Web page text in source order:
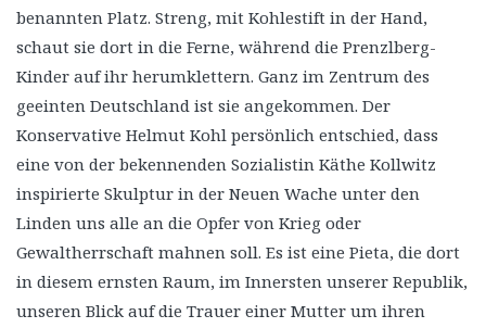
benannten Platz. Streng, mit Kohlestift in der Hand,
schaut sie dort in die Ferne, während die Prenzlberg-
Kinder auf ihr herumklettern. Ganz im Zentrum des
geeinten Deutschland ist sie angekommen. Der
Konservative Helmut Kohl persönlich entschied, dass
eine von der bekennenden Sozialistin Käthe Kollwitz
inspirierte Skulptur in der Neuen Wache unter den
Linden uns alle an die Opfer von Krieg oder
Gewaltherrschaft mahnen soll. Es ist eine Pieta, die dort
in diesem ernsten Raum, im Innersten unserer Republik,
unseren Blick auf die Trauer einer Mutter um ihren